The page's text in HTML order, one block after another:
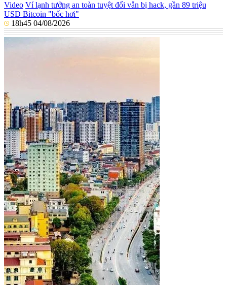
Video Ví lạnh tưởng an toàn tuyệt đối vẫn bị hack, gần 89 triệu
USD Bitcoin "bốc hơi"
18h45 04/08/2026